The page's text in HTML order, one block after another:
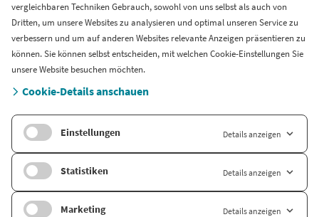
Cases
Support
Länderversion
Company.info Nederland
vergleichbaren Techniken Gebrauch, sowohl von uns selbst als auch von
Dritten, um unsere Websites zu analysieren und optimal unseren Service zu
verbessern und um auf anderen Websites relevante Anzeigen präsentieren zu
können. Sie können selbst entscheiden, mit welchen Cookie-Einstellungen Sie
unsere Website besuchen möchten.
Cookie-Details anschauen
Einstellungen Details anzeigen
Statistiken Details anzeigen
Marketing Details anzeigen